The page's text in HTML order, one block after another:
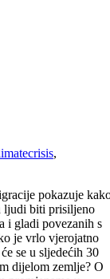
,
pokazuje
ljudi biti prisiljeno
i gladi povezanih s
je vrlo vjerojatno
se u sljedećih 30
dijelom zemlje? O